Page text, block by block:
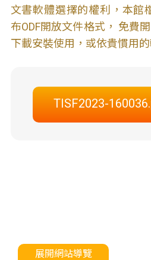
文書軟體選擇的權利，本館
布ODF開放文件格式， 免費
下載安裝使用，或依貴慣用的
TISF2023-
展開網站導覽